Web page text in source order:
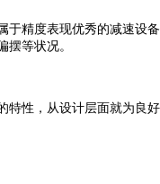
度表现优秀的减速设
等状况。
，从设计层面就为良